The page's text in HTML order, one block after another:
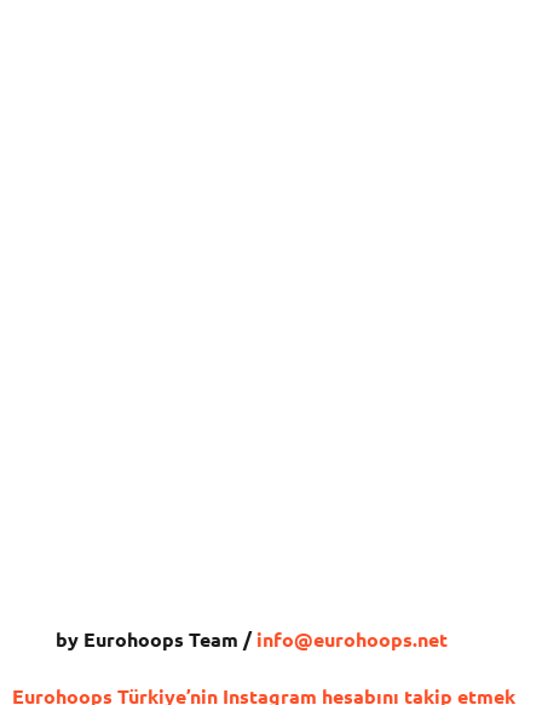
by Eurohoops Team /info@eurohoops.net
Eurohoops Türkiye’nin Instagram hesabını takip etmek